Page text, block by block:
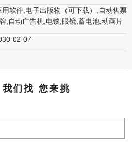
软件,电子出版物（可下载）,自动售票
,自动广告机,电锁,眼镜,蓄电池,动画片
02-07
们找 您来挑